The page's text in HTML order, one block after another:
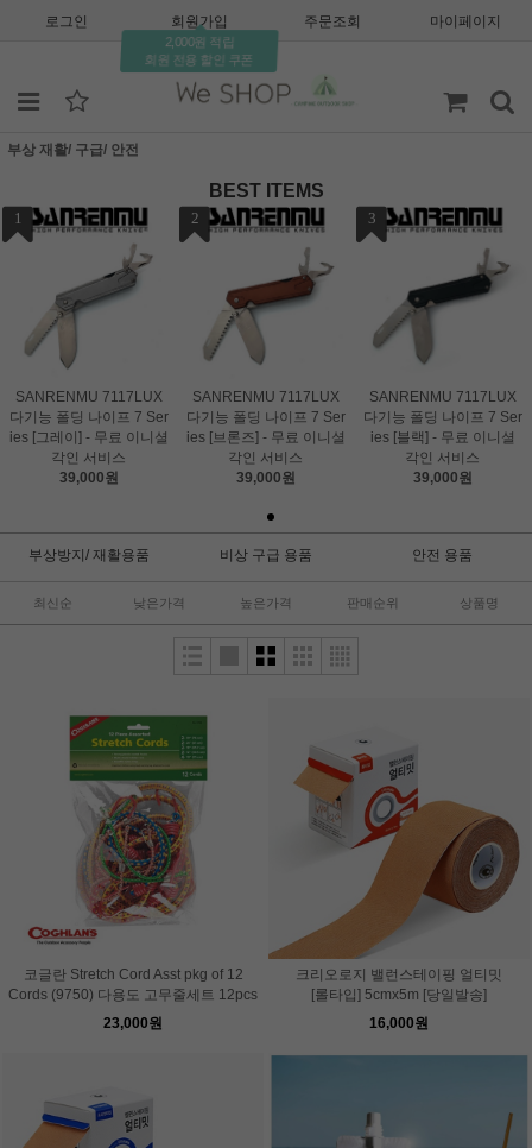
로그인 회원가입
2,000원 적립
회원 전용 할인 쿠폰
주문조회 마이페이지
부상 재활/ 구급/ 안전
BEST ITEMS
1
SANRENMU 7117LUX
다기능 폴딩 나이프 7 Ser
ies [그레이] - 무료 이니셜
각인 서비스
39,000원
2
SANRENMU 7117LUX
다기능 폴딩 나이프 7 Ser
ies [브론즈] - 무료 이니셜
각인 서비스
39,000원
3
SANRENMU 7117LUX
다기능 폴딩 나이프 7 Ser
ies [블랙] - 무료 이니셜
각인 서비스
39,000원
부상방지/ 재활용품 비상 구급 용품 안전 용품
최신순 낮은가격 높은가격 판매순위 상품명
코글란 Stretch Cord Asst pkg of 12
Cords (9750) 다용도 고무줄세트 12pcs
23,000원
크리오로지 밸런스테이핑 얼티밋
[롤타입] 5cmx5m [당일발송]
16,000원